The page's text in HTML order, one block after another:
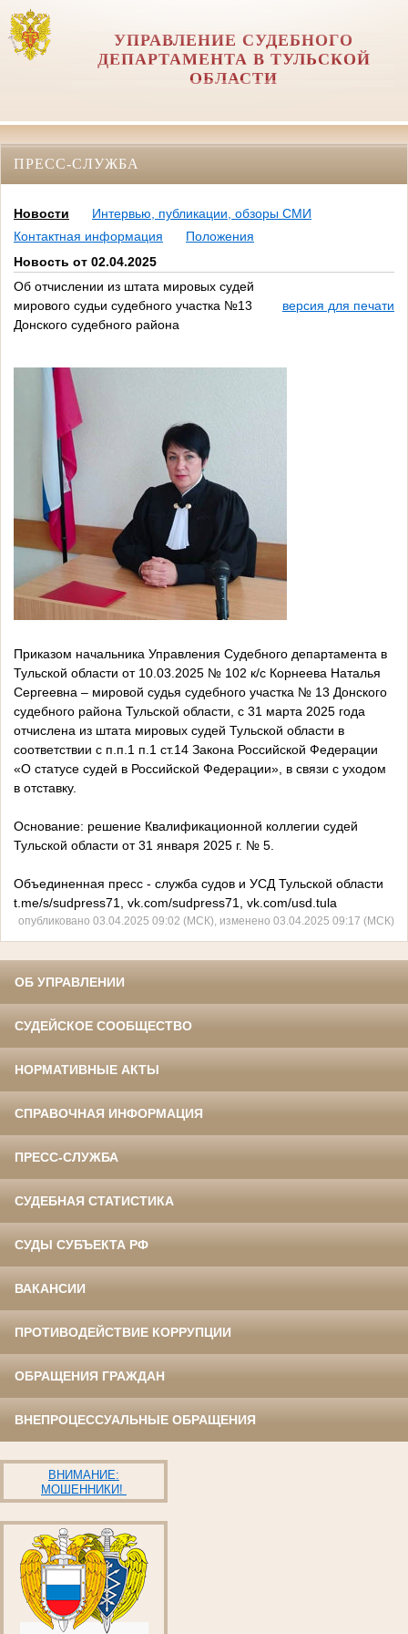
УПРАВЛЕНИЕ СУДЕБНОГО
ДЕПАРТАМЕНТА В ТУЛЬСКОЙ
ОБЛАСТИ
ПРЕСС-СЛУЖБА
Новости
Интервью, публикации, обзоры СМИ
Контактная информация
Положения
Новость от 02.04.2025
Об отчислении из штата мировых судей
мирового судьи судебного участка №13
Донского судебного района
версия для печати
Приказом начальника Управления Судебного департамента в
Тульской области от 10.03.2025 № 102 к/с Корнеева Наталья
Сергеевна – мировой судья судебного участка № 13 Донского
судебного района Тульской области, с 31 марта 2025 года
отчислена из штата мировых судей Тульской области в
соответствии с п.п.1 п.1 ст.14 Закона Российской Федерации
«О статусе судей в Российской Федерации», в связи с уходом
в отставку.
Основание: решение Квалификационной коллегии судей
Тульской области от 31 января 2025 г. № 5.
Объединенная пресс - служба судов и УСД Тульской области
t.me/s/sudpress71, vk.com/sudpress71, vk.com/usd.tula
опубликовано 03.04.2025 09:02 (МСК), изменено 03.04.2025 09:17 (МСК)
ОБ УПРАВЛЕНИИ
СУДЕЙСКОЕ СООБЩЕСТВО
НОРМАТИВНЫЕ АКТЫ
СПРАВОЧНАЯ ИНФОРМАЦИЯ
ПРЕСС-СЛУЖБА
СУДЕБНАЯ СТАТИСТИКА
СУДЫ СУБЪЕКТА РФ
ВАКАНСИИ
ПРОТИВОДЕЙСТВИЕ КОРРУПЦИИ
ОБРАЩЕНИЯ ГРАЖДАН
ВНЕПРОЦЕССУАЛЬНЫЕ ОБРАЩЕНИЯ
ВНИМАНИЕ:
МОШЕННИКИ!